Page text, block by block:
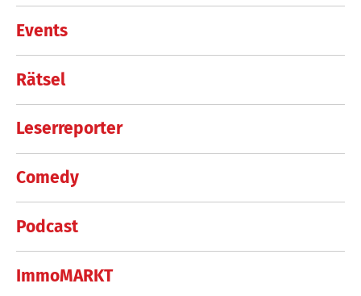
Events
Rätsel
Leserreporter
Comedy
Podcast
ImmoMARKT